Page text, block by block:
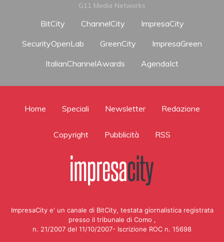
G11 Media Networks
BitCity ChannelCity
ImpresaCity
SecurityOpenLab
GreenCity
ImpresaGreen
ItalianChannelAwards
AgendaIct
Home Speciali Newsletter Redazione
Copyright Pubblicità RSS
ImpresaCity e' un canale di BitCity, testata giornalistica registrata
presso il tribunale di Como ,
n. 21/2007 del 11/10/2007- Iscrizione ROC n. 15698